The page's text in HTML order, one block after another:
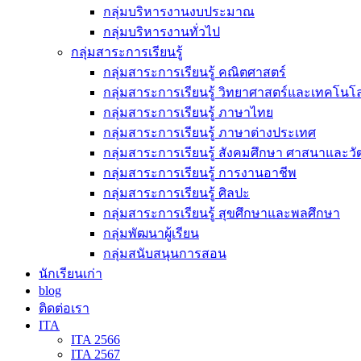
กลุ่มบริหารงานงบประมาณ
กลุ่มบริหารงานทั่วไป
กลุ่มสาระการเรียนรู้
กลุ่มสาระการเรียนรู้ คณิตศาสตร์
กลุ่มสาระการเรียนรู้ วิทยาศาสตร์และเทคโนโ
กลุ่มสาระการเรียนรู้ ภาษาไทย
กลุ่มสาระการเรียนรู้ ภาษาต่างประเทศ
กลุ่มสาระการเรียนรู้ สังคมศึกษา ศาสนาและ
กลุ่มสาระการเรียนรู้ การงานอาชีพ
กลุ่มสาระการเรียนรู้ ศิลปะ
กลุ่มสาระการเรียนรู้ สุขศึกษาและพลศึกษา
กลุ่มพัฒนาผู้เรียน
กลุ่มสนับสนุนการสอน
นักเรียนเก่า
blog
ติดต่อเรา
ITA
ITA 2566
ITA 2567